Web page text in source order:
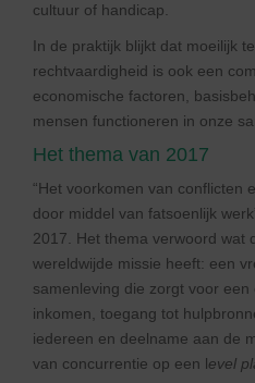
cultuur of handicap.
In de praktijk blijkt dat moeilijk
rechtvaardigheid is ook een
economische factoren,
mensen functioneren in onze
Het thema van 2017
“Het voorkomen van conflicten
door middel van fatsoenlijk
2017. Het thema verwoord wat
wereldwijde missie heeft: een
samenleving die zorgt voor
inkomen, toegang tot
iedereen en deelname aan de
van concurrentie op een level